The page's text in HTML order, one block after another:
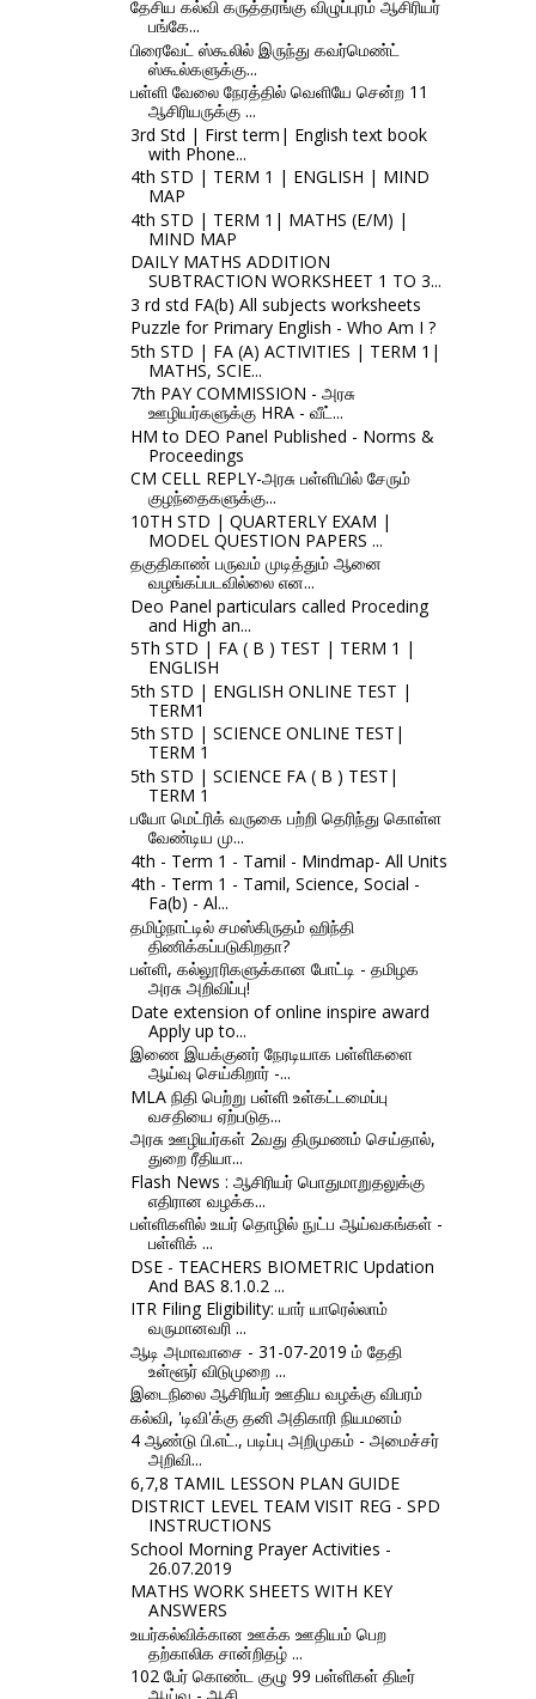
தேசிய கல்வி கருத்தரங்கு விழுப்புரம் ஆசிரியர்
பங்கே...
பிரைவேட் ஸ்கூலில் இருந்து கவர்மெண்ட்
ஸ்கூல்களுக்கு...
பள்ளி வேலை நேரத்தில் வெளியே சென்ற 11
ஆசிரியருக்கு ...
3rd Std | First term| English text book
with Phone...
4th STD | TERM 1 | ENGLISH | MIND
MAP
4th STD | TERM 1| MATHS (E/M) |
MIND MAP
DAILY MATHS ADDITION
SUBTRACTION WORKSHEET 1 TO 3...
3 rd std FA(b) All subjects worksheets
Puzzle for Primary English - Who Am I ?
5th STD | FA (A) ACTIVITIES | TERM 1|
MATHS, SCIE...
7th PAY COMMISSION - அரசு
ஊழியர்களுக்கு HRA - வீட்...
HM to DEO Panel Published - Norms &
Proceedings
CM CELL REPLY-அரசு பள்ளியில் சேரும்
குழந்தைகளுக்கு...
10TH STD | QUARTERLY EXAM |
MODEL QUESTION PAPERS ...
தகுதிகாண் பருவம் முடித்தும் ஆனை
வழங்கப்படவில்லை என...
Deo Panel particulars called Proceding
and High an...
5Th STD | FA ( B ) TEST | TERM 1 |
ENGLISH
5th STD | ENGLISH ONLINE TEST |
TERM1
5th STD | SCIENCE ONLINE TEST|
TERM 1
5th STD | SCIENCE FA ( B ) TEST|
TERM 1
பயோ மெட்ரிக் வருகை பற்றி தெரிந்து கொள்ள
வேண்டிய மு...
4th - Term 1 - Tamil - Mindmap- All Units
4th - Term 1 - Tamil, Science, Social -
Fa(b) - Al...
தமிழ்நாட்டில் சமஸ்கிருதம் ஹிந்தி
திணிக்கப்படுகிறதா?
பள்ளி, கல்லூரிகளுக்கான போட்டி - தமிழக
அரசு அறிவிப்பு!
Date extension of online inspire award
Apply up to...
இணை இயக்குனர் நேரடியாக பள்ளிகளை
ஆய்வு செய்கிறார் -...
MLA நிதி பெற்று பள்ளி உள்கட்டமைப்பு
வசதியை ஏற்படுத...
அரசு ஊழியர்கள் 2வது திருமணம் செய்தால்,
துறை ரீதியா...
Flash News : ஆசிரியர் பொதுமாறுதலுக்கு
எதிரான வழக்க...
பள்ளிகளில் உயர் தொழில் நுட்ப ஆய்வகங்கள் -
பள்ளிக் ...
DSE - TEACHERS BIOMETRIC Updation
And BAS 8.1.0.2 ...
ITR Filing Eligibility: யார் யாரெல்லாம்
வருமானவரி ...
ஆடி அமாவாசை - 31-07-2019 ம் தேதி
உள்ளூர் விடுமுறை ...
இடைநிலை ஆசிரியர் ஊதிய வழக்கு விபரம்
கல்வி, 'டிவி'க்கு தனி அதிகாரி நியமனம்
4 ஆண்டு பி.எட்., படிப்பு அறிமுகம் - அமைச்சர்
அறிவி...
6,7,8 TAMIL LESSON PLAN GUIDE
DISTRICT LEVEL TEAM VISIT REG - SPD
INSTRUCTIONS
School Morning Prayer Activities -
26.07.2019
MATHS WORK SHEETS WITH KEY
ANSWERS
உயர்கல்விக்கான ஊக்க ஊதியம் பெற
தற்காலிக சான்றிதழ் ...
102 பேர் கொண்ட குழு 99 பள்ளிகள் திடீர்